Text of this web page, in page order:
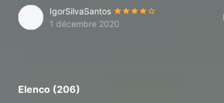
IgorSilvaSantos
1 décembre 2020
Elenco (206)